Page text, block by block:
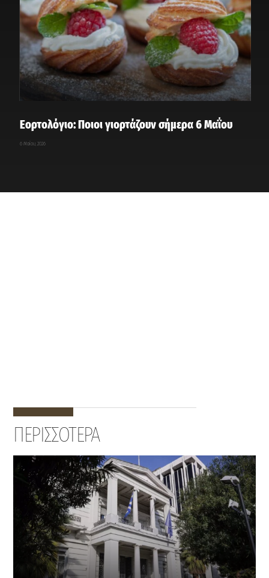
Εορτολόγιο: Ποιοι γιορτάζουν σήμερα 6 Μαΐου
6 Μαΐου, 2026
ΠΕΡΙΣΣΟΤΕΡΑ